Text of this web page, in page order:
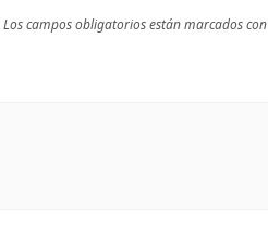
Los campos obligatorios están marcados con